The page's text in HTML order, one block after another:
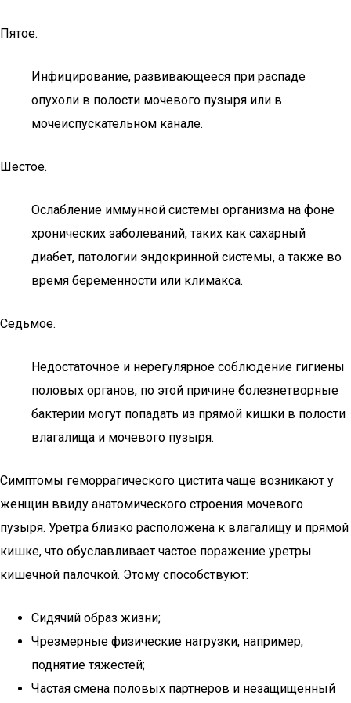
Пятое.
Инфицирование, развивающееся при распаде
опухоли в полости мочевого пузыря или в
мочеиспускательном канале.
Шестое.
Ослабление иммунной системы организма на фоне
хронических заболеваний, таких как сахарный
диабет, патологии эндокринной системы, а также во
время беременности или климакса.
Седьмое.
Недостаточное и нерегулярное соблюдение гигиены
половых органов, по этой причине болезнетворные
бактерии могут попадать из прямой кишки в полости
влагалища и мочевого пузыря.
Симптомы геморрагического цистита чаще возникают у
женщин ввиду анатомического строения мочевого
пузыря. Уретра близко расположена к влагалищу и прямой
кишке, что обуславливает частое поражение уретры
кишечной палочкой. Этому способствуют:
Сидячий образ жизни;
Чрезмерные физические нагрузки, например,
поднятие тяжестей;
Частая смена половых партнеров и незащищенный